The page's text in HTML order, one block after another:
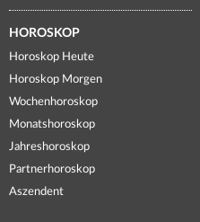
HOROSKOP
Horoskop Heute
Horoskop Morgen
Wochenhoroskop
Monatshoroskop
Jahreshoroskop
Partnerhoroskop
Aszendent